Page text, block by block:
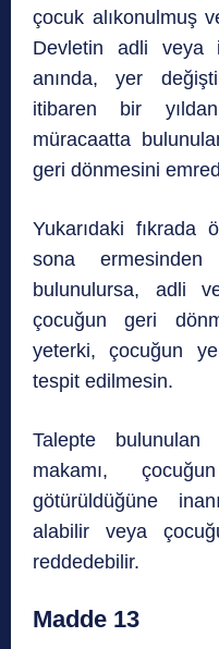
çocuk alıkonulmuş
Devletin adli veya
anında, yer
itibaren bir
müracaatta
geri dönmesini
Yukarıdaki fıkrada
sona
bulunulursa, adli
çocuğun geri
yeterki, çocuğun
tespit edilmesin.
Talepte
makamı,
götürüldüğüne
alabilir veya
reddedebilir.
Madde 13